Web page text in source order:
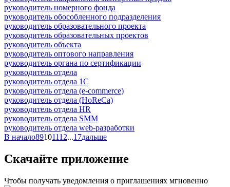
руководитель номерного фонда
руководитель обособленного подразделения
руководитель образовательного проекта
руководитель образовательных проектов
руководитель объекта
руководитель оптового направления
руководитель органа по сертификации
руководитель отдела
руководитель отдела 1С
руководитель отдела (e-commerce)
руководитель отдела (HoReCa)
руководитель отдела HR
руководитель отдела SMM
руководитель отдела web-разработки
В начало89101112...17дальше
Скачайте приложение
Чтобы получать уведомления о приглашениях мгновенно